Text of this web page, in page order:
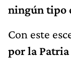
ningún tipo
Con este
por la Patria